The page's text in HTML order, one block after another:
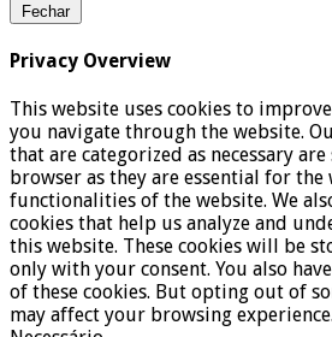
Fechar
Privacy Overview
This website uses cookies to
you navigate through the website.
that are categorized as necessary
browser as they are essential for
functionalities of the website. We
cookies that help us analyze and
this website. These cookies will be
only with your consent. You also
of these cookies. But opting out of
may affect your browsing experience.